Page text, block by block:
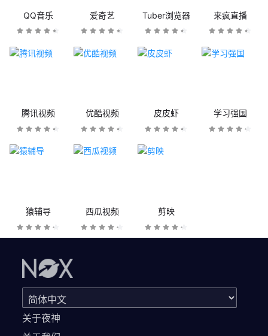
QQ音乐 爱奇艺 Tuber浏览器 来疯直播
腾讯视频 优酷视频 皮皮虾 学习强国
猿辅导 西瓜视频 剪映
关于夜神